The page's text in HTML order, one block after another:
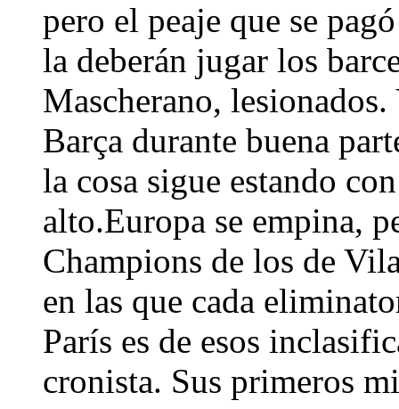
pero el peaje que se
la deberán jugar los
Mascherano,
Barça durante buena
la cosa sigue estando
alto.Europa se empina,
Champions de los de
en las que cada
París es de esos
cronista. Sus primeros